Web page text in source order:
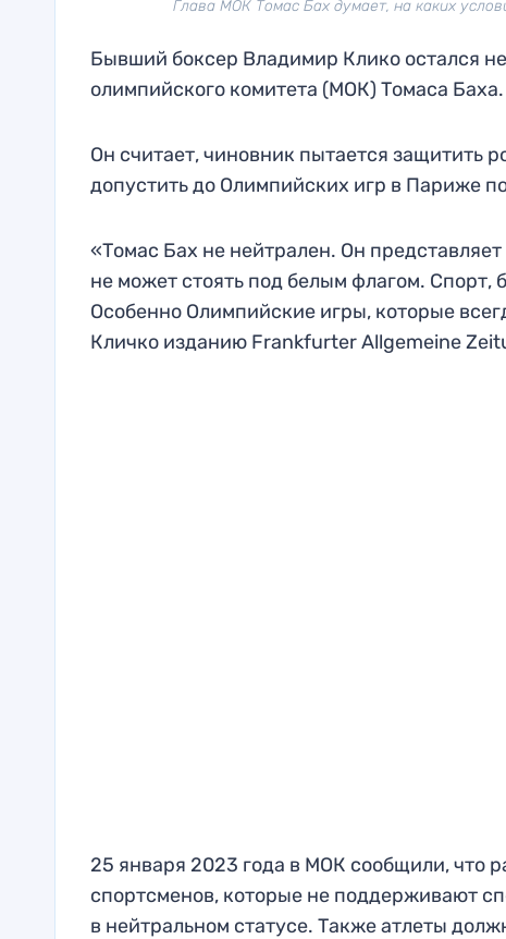
Глава МОК Томас Бах думает, на каких
Бывший боксер Владимир Клико остался
олимпийского комитета (МОК) Томаса Баха.
Он считает, чиновник пытается защитить
допустить до Олимпийских игр в Париже
«Томас Бах не нейтрален. Он
не может стоять под белым флагом. Спорт,
Особенно Олимпийские игры, которые
Кличко изданию Frankfurter Allgemeine
25 января 2023 года в МОК сообщили, что
спортсменов, которые не поддерживают
в нейтральном статусе. Также атлеты